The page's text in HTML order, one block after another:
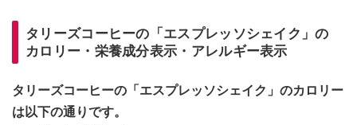
タリーズコーヒーの「エスプレッソシェイク」の
カロリー・栄養成分表示・アレルギー表示
タリーズコーヒーの「エスプレッソシェイク」のカロリー
は以下の通りです。